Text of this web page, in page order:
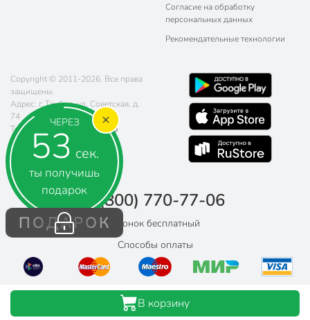
ЧЕРЕЗ
52 сек.
ты получишь
подарок
ПОДАРОК
Согласие на обработку
персональных данных
Рекомендательные технологии
Copyright © 2011-2026. Все права
защищены.
Адрес: г. Тамбов, ул. Советская, д.
74
Телефон:
8 (800) 770-77-06
Почта:sales@poryadok.ru
8 (800) 770-77-06
Звонок бесплатный
Способы оплаты
В корзину